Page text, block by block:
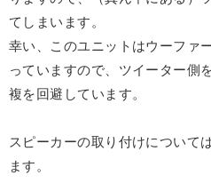
てしまいます。
幸い、このユニットはウーファ
っていますので、ツイーター側
複を回避しています。
スピーカーの取り付けについて
ます。